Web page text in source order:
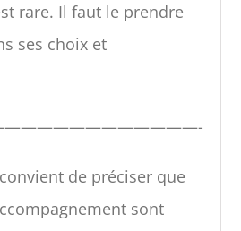
rare. Il faut le prendre
ses choix et
de préciser que
sont